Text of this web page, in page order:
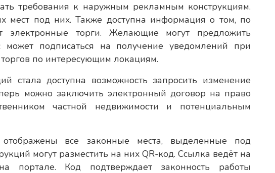
требования к наружным рекламным конструкциям.
мест под них. Также доступна информация о том, по
электронные торги. Желающие могут предложить
может подписаться на получение уведомлений при
по интересующим локациям.
стала доступна возможность запросить изменение
можно заключить электронный договор на право
частной недвижимости и потенциальным
отображены все законные места, выделенные под
могут разместить на них QR-код. Ссылка ведёт на
портале. Код подтверждает законность работы